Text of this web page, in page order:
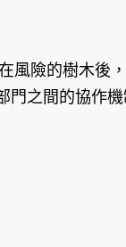
風險的樹木
門之間的協作機